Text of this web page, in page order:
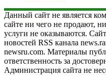
Данный сайт не является
сайте ни чего не продают,
услуги не оказываются.
новостей RSS канала
newsru.com. Материалы
ответственность за
Администрация сайта не